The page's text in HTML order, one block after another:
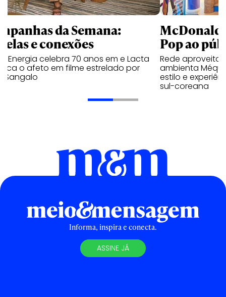
da Semana:
e conexões
Energia celebra 70 anos em e Lacta
o afeto em filme estrelado por
Sangalo
Pop ao
Rede aproveita
ambienta Méqui
estilo e
sul-coreana
Informa, inspira e conecta.
ASSINE JÁ